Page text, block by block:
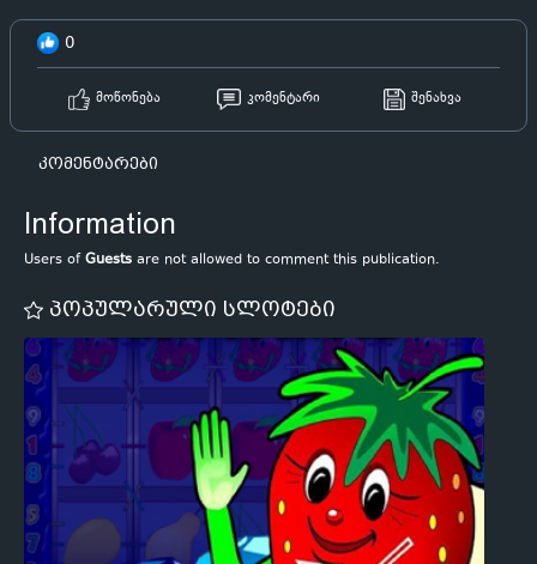
0
მოწონება კომენტარი შენახვა
კომენტარები
Information
Users ofGuests are not allowed to comment this publication.
პოპულარული სლოტები